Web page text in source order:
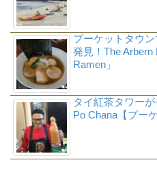
プーケットタウ
発見！The
Ramen」
タイ紅茶タワー
Po Chana【プーケ